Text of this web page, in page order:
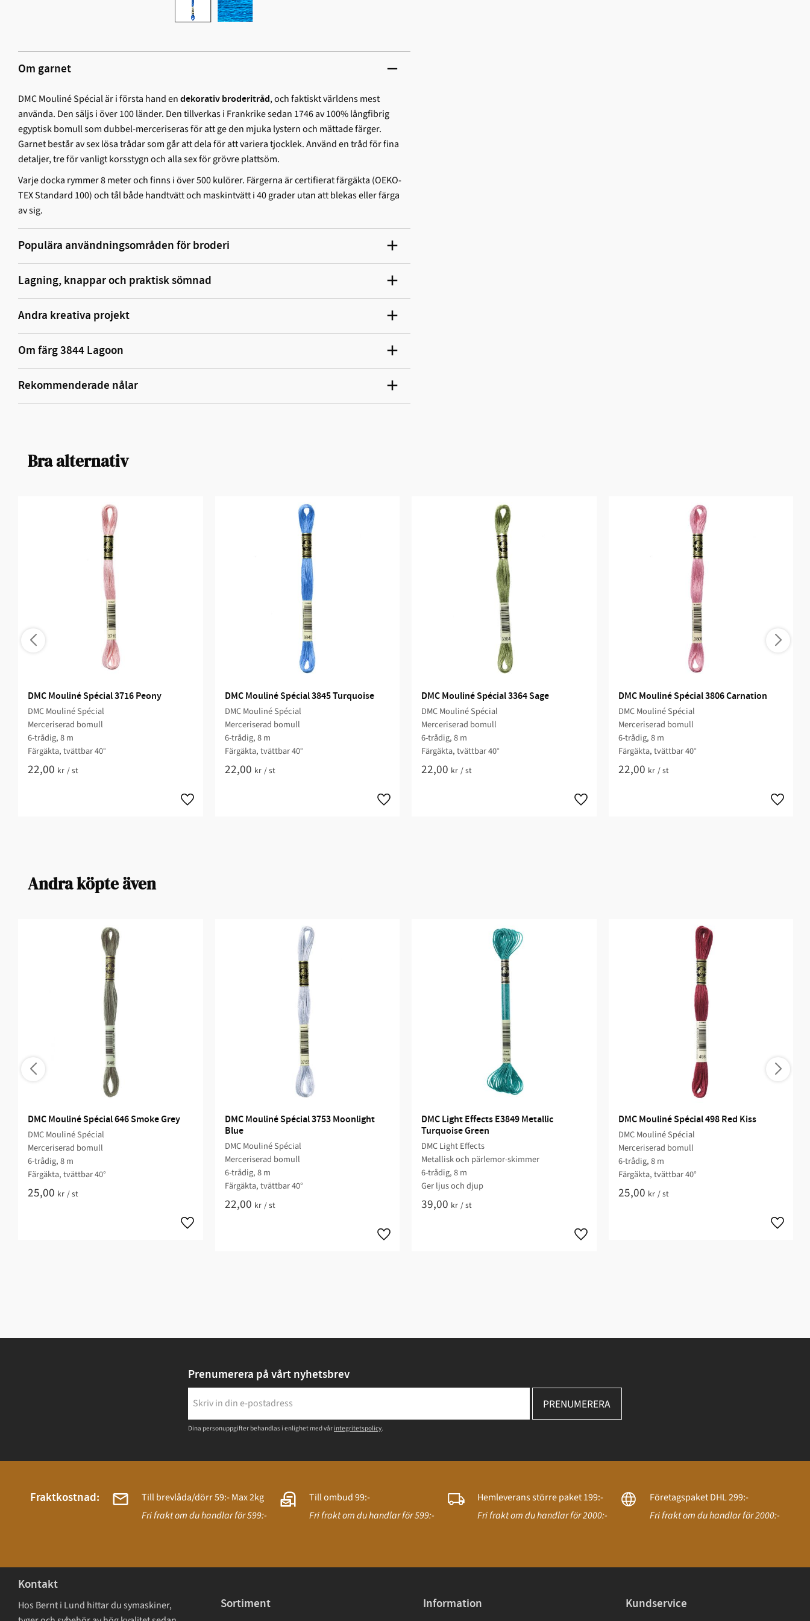
Om garnet
DMC Mouliné Spécial är i första hand endekorativ broderitråd, och faktiskt världens mest
använda. Den säljs i över 100 länder. Den tillverkas i Frankrike sedan 1746 av 100% långfibrig
egyptisk bomull som dubbel-merceriseras för att ge den mjuka lystern och mättade färger.
Garnet består av sex lösa trådar som går att dela för att variera tjocklek. Använd en tråd för fina
detaljer, tre för vanligt korsstygn och alla sex för grövre plattsöm.
Varje docka rymmer 8 meter och finns i över 500 kulörer. Färgerna är certifierat färgäkta (OEKO-
TEX Standard 100) och tål både handtvätt och maskintvätt i 40 grader utan att blekas eller färga
av sig.
Populära användningsområden för broderi
Lagning, knappar och praktisk sömnad
Andra kreativa projekt
Om färg 3844 Lagoon
Rekommenderade nålar
Bra alternativ
DMC Mouliné Spécial 3716 Peony
DMC Mouliné Spécial
Merceriserad bomull
6-trådig, 8 m
Färgäkta, tvättbar 40°
22,00 kr /st
DMC Mouliné Spécial 3845 Turquoise
DMC Mouliné Spécial
Merceriserad bomull
6-trådig, 8 m
Färgäkta, tvättbar 40°
22,00 kr /st
DMC Mouliné Spécial 3364 Sage
DMC Mouliné Spécial
Merceriserad bomull
6-trådig, 8 m
Färgäkta, tvättbar 40°
22,00 kr /st
DMC Mouliné Spécial 3806 Carnation
DMC Mouliné Spécial
Merceriserad bomull
6-trådig, 8 m
Färgäkta, tvättbar 40°
22,00 kr /st
Andra köpte även
DMC Mouliné Spécial 646 Smoke Grey
DMC Mouliné Spécial
Merceriserad bomull
6-trådig, 8 m
Färgäkta, tvättbar 40°
25,00 kr /st
DMC Mouliné Spécial 3753 Moonlight
Blue
DMC Mouliné Spécial
Merceriserad bomull
6-trådig, 8 m
Färgäkta, tvättbar 40°
22,00 kr /st
DMC Light Effects E3849 Metallic
Turquoise Green
DMC Light Effects
Metallisk och pärlemor-skimmer
6-trådig, 8 m
Ger ljus och djup
39,00 kr /st
DMC Mouliné Spécial 498 Red Kiss
DMC Mouliné Spécial
Merceriserad bomull
6-trådig, 8 m
Färgäkta, tvättbar 40°
25,00 kr /st
Prenumerera på vårt nyhetsbrev
PRENUMERERA
Dina personuppgifter behandlas i enlighet med vår integritetspolicy.
Fraktkostnad:
Till brevlåda/dörr 59:- Max 2kg
Fri frakt om du handlar för 599:-
Till ombud 99:-
Fri frakt om du handlar för 599:-
Hemleverans större paket 199:-
Fri frakt om du handlar för 2000:-
Företagspaket DHL 299:-
Fri frakt om du handlar för 2000:-
Kontakt
Hos Bernt i Lund hittar du symaskiner,
Sortiment Information Kundservice